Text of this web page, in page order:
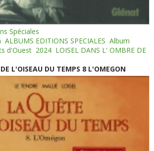
Spéciales
ALBUMS EDITIONS SPECIALES Album
d'Ouest 2024 LOISEL DANS L' OMBRE DE
L'OISEAU DU TEMPS 8 L'OMEGON